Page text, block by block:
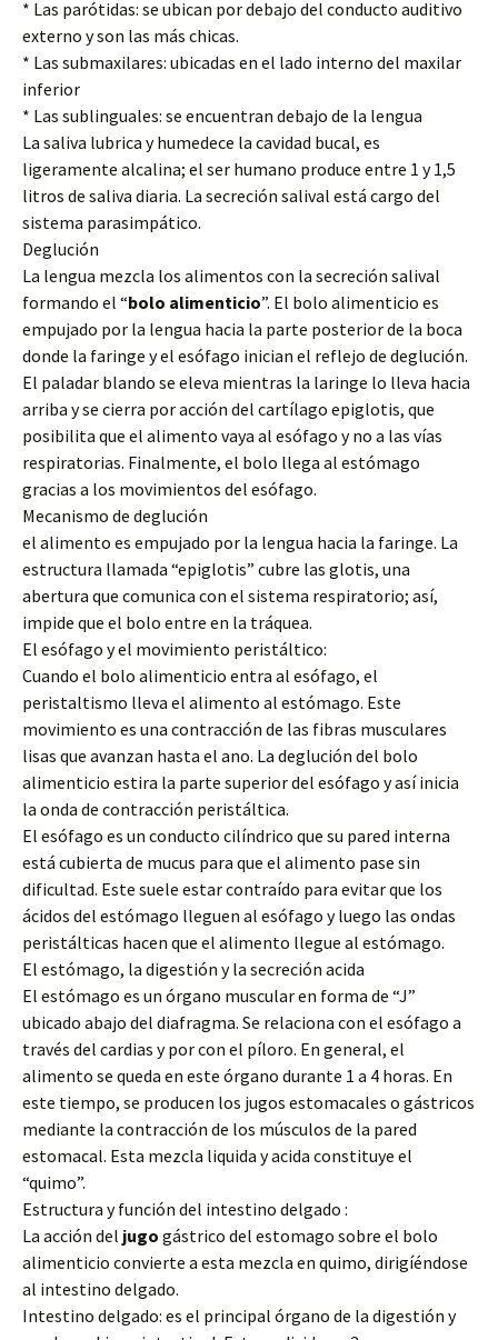
* Las parótidas: se ubican por debajo del conducto auditivo
externo y son las más chicas.
* Las submaxilares: ubicadas en el lado interno del maxilar
inferior
* Las sublinguales: se encuentran debajo de la lengua
La saliva lubrica y humedece la cavidad bucal, es
ligeramente alcalina; el ser humano produce entre 1 y 1,5
litros de saliva diaria. La secreción salival está cargo del
sistema parasimpático.
Deglución
La lengua mezcla los alimentos con la secreción salival
formando el “bolo alimenticio”. El bolo alimenticio es
empujado por la lengua hacia la parte posterior de la boca
donde la faringe y el esófago inician el reflejo de deglución.
El paladar blando se eleva mientras la laringe lo lleva hacia
arriba y se cierra por acción del cartílago epiglotis, que
posibilita que el alimento vaya al esófago y no a las vías
respiratorias. Finalmente, el bolo llega al estómago
gracias a los movimientos del esófago.
Mecanismo de deglución
el alimento es empujado por la lengua hacia la faringe. La
estructura llamada “epiglotis” cubre las glotis, una
abertura que comunica con el sistema respiratorio; así,
impide que el bolo entre en la tráquea.
El esófago y el movimiento peristáltico:
Cuando el bolo alimenticio entra al esófago, el
peristaltismo lleva el alimento al estómago. Este
movimiento es una contracción de las fibras musculares
lisas que avanzan hasta el ano. La deglución del bolo
alimenticio estira la parte superior del esófago y así inicia
la onda de contracción peristáltica.
El esófago es un conducto cilíndrico que su pared interna
está cubierta de mucus para que el alimento pase sin
dificultad. Este suele estar contraído para evitar que los
ácidos del estómago lleguen al esófago y luego las ondas
peristálticas hacen que el alimento llegue al estómago.
El estómago, la digestión y la secreción acida
El estómago es un órgano muscular en forma de “J”
ubicado abajo del diafragma. Se relaciona con el esófago a
través del cardias y por con el píloro. En general, el
alimento se queda en este órgano durante 1 a 4 horas. En
este tiempo, se producen los jugos estomacales o gástricos
mediante la contracción de los músculos de la pared
estomacal. Esta mezcla liquida y acida constituye el
“quimo”.
Estructura y función del intestino delgado :
La acción del jugo gástrico del estomago sobre el bolo
alimenticio convierte a esta mezcla en quimo, dirigíéndose
al intestino delgado.
Intestino delgado: es el principal órgano de la digestión y